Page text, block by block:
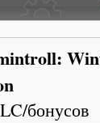
бонусов